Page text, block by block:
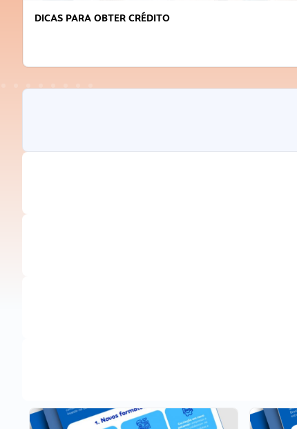
DICAS PARA OBTER CRÉDITO